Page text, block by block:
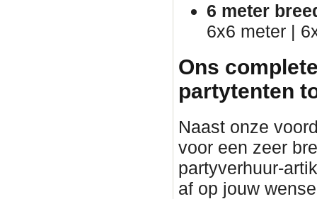
6 meter
6x6 meter |
Ons
partytenten
Naast onze
voor een zeer
partyverhuur-
af op jouw